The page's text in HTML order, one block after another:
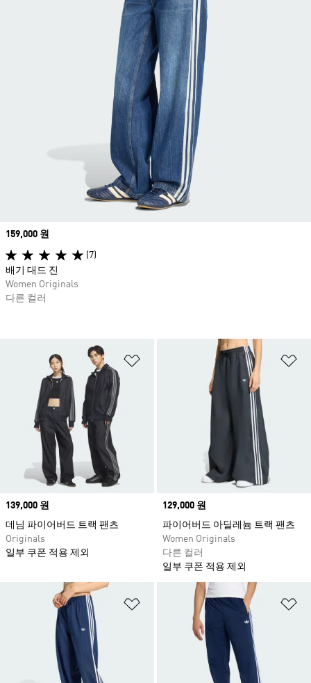
위시리스트 담기
Price
139,000 원
데님 파이어버드 트랙 팬츠
Originals
일부 쿠폰 적용 제외
Price
129,000 원
파이어버드 아딜레늄 트랙 팬츠
Women Originals
다른 컬러
일부 쿠폰 적용 제외
위시리스트 담기
Price
159,000 원
(7)
배기 대드 진
Women Originals
다른 컬러